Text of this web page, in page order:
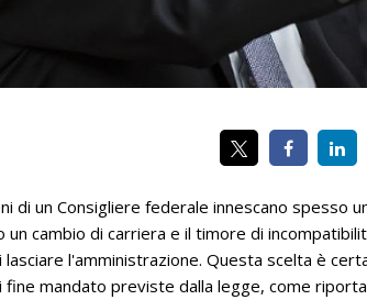
di un Consigliere federale innescano spesso
un cambio di carriera e il timore di
lasciare l'amministrazione. Questa scelta è
fine mandato previste dalla legge, come